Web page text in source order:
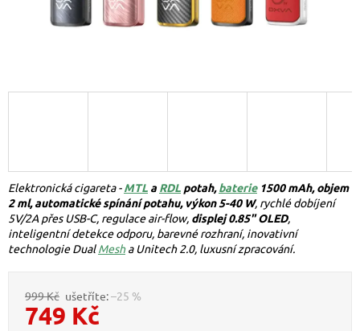
999 Kč –25 %
749 Kč
Elektronická cigareta -MTL a RDL potah,baterie1500 mAh, objem
2 ml, automatické spínání potahu, výkon 5-40 W, rychlé dobíjení
5V/2A přes USB-C, regulace air-flow, displej 0.85" OLED,
inteligentní detekce odporu, barevné rozhraní, inovativní
technologie DualMesha Unitech 2.0, luxusní zpracování.